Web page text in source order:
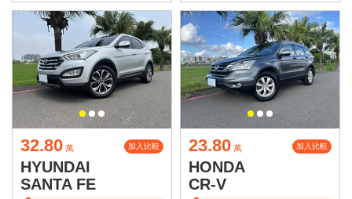
32.80 萬 加入比較
HYUNDAI
SANTA FE
23.80 萬 加入比較
HONDA
CR-V